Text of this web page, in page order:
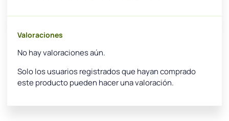
Valoraciones
No hay valoraciones aún.
Solo los usuarios registrados que hayan comprado
este producto pueden hacer una valoración.